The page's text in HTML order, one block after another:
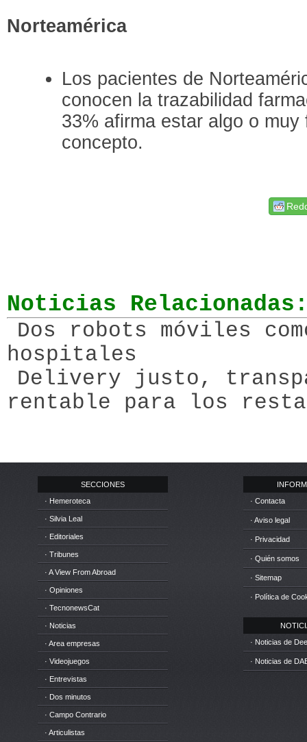
Norteamérica
Los pacientes de
conocen la trazabilidad
33% afirma estar algo o
concepto.
Noticias
Dos robots móviles
hospitales
Delivery justo,
rentable para los
SECCIONES
· Hemeroteca
· Silvia Leal
· Editoriales
· Tribunes
· A View From Abroad
· Opiniones
· TecnonewsCat
· Noticias
· Area empresas
· Videojuegos
· Entrevistas
· Dos minutos
· Campo Contrario
· Articulistas
· Contacta
· Aviso legal
· Privacidad
· Quién somos
· Sitemap
· Política de
· Noticias de
· Noticias de